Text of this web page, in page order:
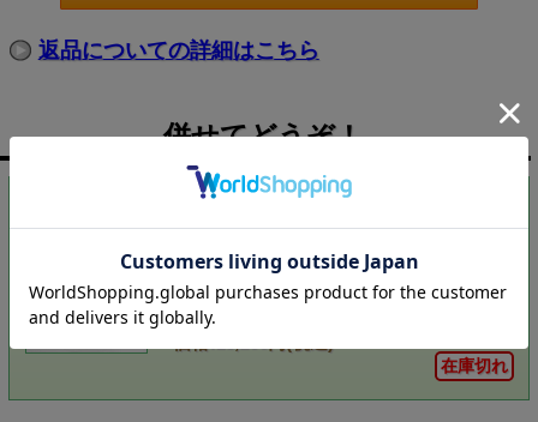
返品についての詳細はこちら
併せてどうぞ！
ナー/交響曲第4番「ロマンティッ
ク」 独DECCA 3113 LP レコ
ード
在庫切れ